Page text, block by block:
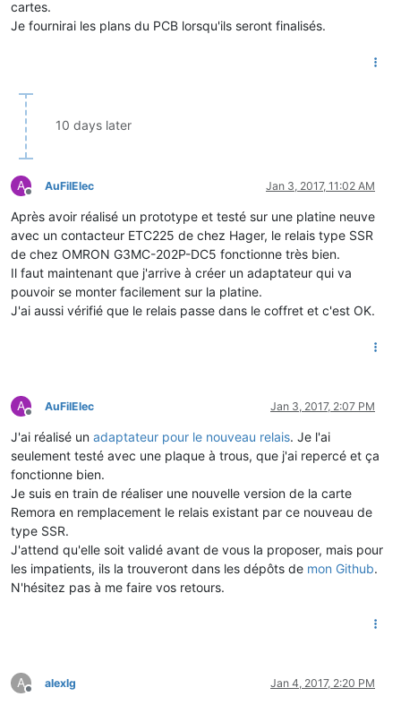
cartes.
Je fournirai les plans du PCB lorsqu'ils seront finalisés.
10 days later
A
Offline
AuFilElec Jan 3, 2017, 11:02 AM
Après avoir réalisé un prototype et testé sur une platine neuve
avec un contacteur ETC225 de chez Hager, le relais type SSR
de chez OMRON G3MC-202P-DC5 fonctionne très bien.
Il faut maintenant que j'arrive à créer un adaptateur qui va
pouvoir se monter facilement sur la platine.
J'ai aussi vérifié que le relais passe dans le coffret et c'est OK.
A
Offline
AuFilElec Jan 3, 2017, 2:07 PM
J'ai réalisé un adaptateur pour le nouveau relais. Je l'ai
seulement testé avec une plaque à trous, que j'ai repercé et ça
fonctionne bien.
Je suis en train de réaliser une nouvelle version de la carte
Remora en remplacement le relais existant par ce nouveau de
type SSR.
J'attend qu'elle soit validé avant de vous la proposer, mais pour
les impatients, ils la trouveront dans les dépôts de mon Github.
N'hésitez pas à me faire vos retours.
A
Offline
alexlg Jan 4, 2017, 2:20 PM